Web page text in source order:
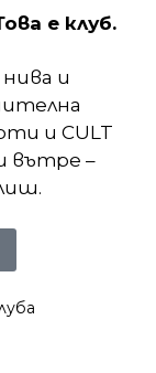
е клуб.
и
и CULT
вътре –